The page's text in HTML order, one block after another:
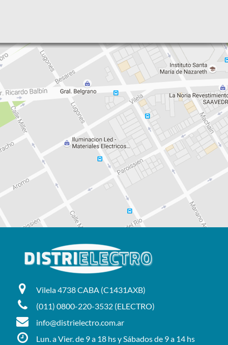
Vilela 4738 CABA (C1431AXB)
(011) 0800-220-3532 (ELECTRO)
info@distrielectro.com.ar
Lun. a Vier. de 9 a 18 hs y Sábados de 9 a 14 hs